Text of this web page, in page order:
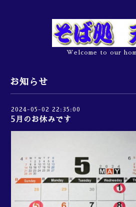
Welcome to our
お知らせ
2024-05-02 22:35:00
5月のお休みです